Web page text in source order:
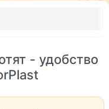
- удобство